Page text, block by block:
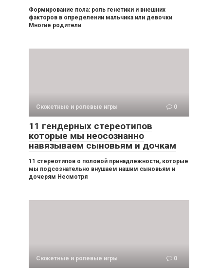
Формирование пола: роль генетики и внешних
факторов в определении мальчика или девочки
Многие родители
Сюжетные и ролевые игры 0
11 гендерных стереотипов
которые мы неосознанно
навязываем сыновьям и дочкам
11 стереотипов о половой принадлежности, которые
мы подсознательно внушаем нашим сыновьям и
дочерям Несмотря
Сюжетные и ролевые игры 0